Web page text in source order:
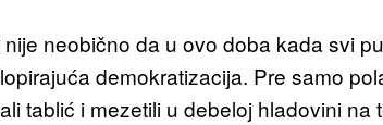
neobično da u ovo doba kada svi
demokratizacija. Pre samo
tablić i mezetili u debeloj hladovini